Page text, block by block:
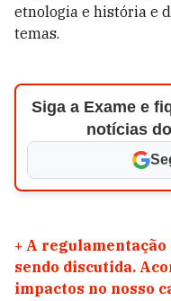
etnologia e história e
temas.
Siga a Exame e
notícias
+ A
sendo discutida.
impactos no nosso